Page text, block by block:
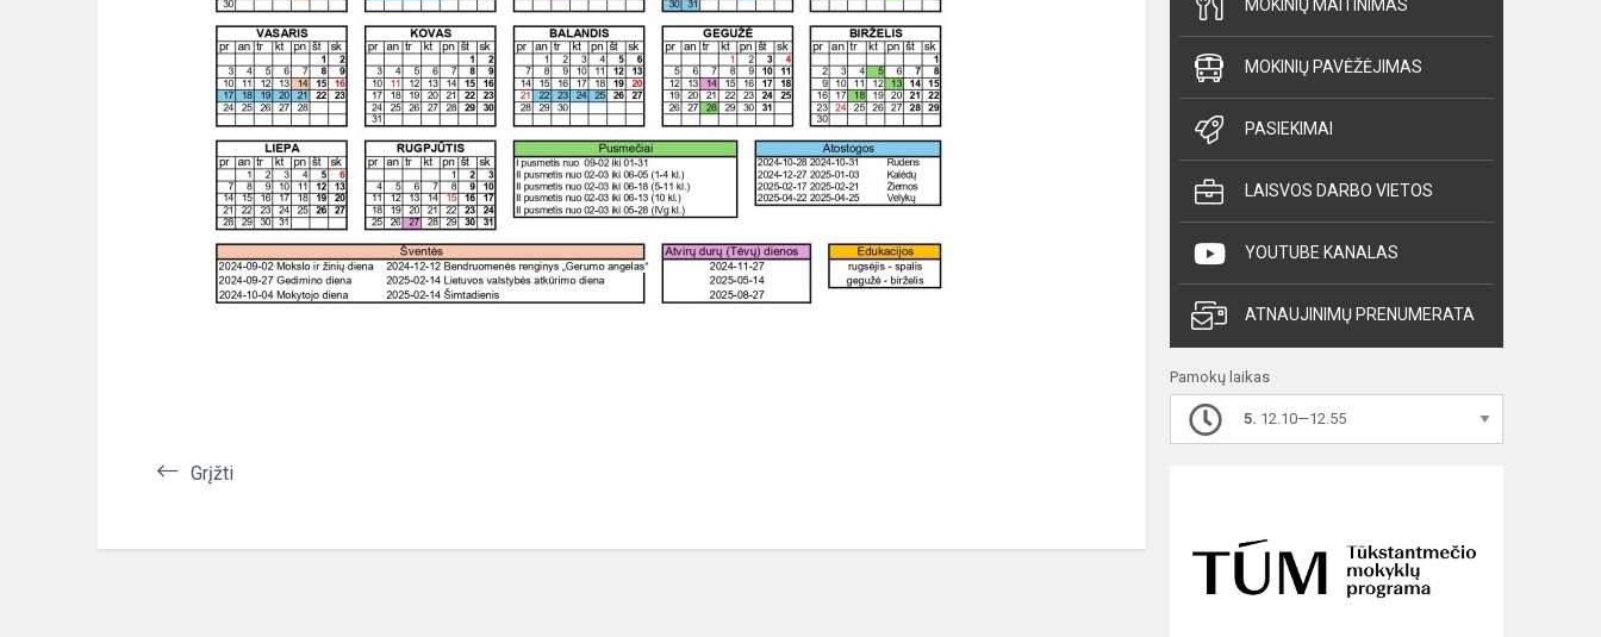
Grįžti
MOKINIŲ MAITINIMAS
MOKINIŲ PAVĖŽĖJIMAS
PASIEKIMAI
LAISVOS DARBO VIETOS
YOUTUBE KANALAS
ATNAUJINIMŲ PRENUMERATA
Pamokų laikas
5. 12.10—12.55